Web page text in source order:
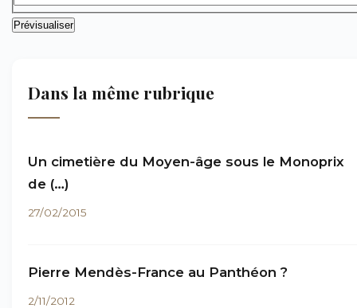
Dans la même rubrique
Un cimetière du Moyen-âge sous le Monoprix
de (…)
27/02/2015
Pierre Mendès-France au Panthéon ?
2/11/2012